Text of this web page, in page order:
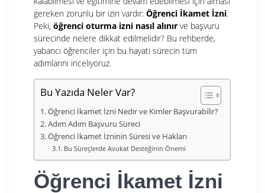
gereken zorunlu bir izin vardır: Öğrenci İkamet İzni.
Peki, öğrenci oturma izni nasıl alınır ve başvuru
sürecinde nelere dikkat edilmelidir? Bu rehberde,
yabancı öğrenciler için bu hayati sürecin tüm
adımlarını inceliyoruz.
Bu Yazıda Neler Var?
Öğrenci İkamet İzni Nedir ve Kimler Başvurabilir?
Adım Adım Başvuru Süreci
Öğrenci İkamet İzninin Süresi ve Hakları
Bu Süreçlerde Avukat Desteğinin Önemi
Öğrenci İkamet İzni